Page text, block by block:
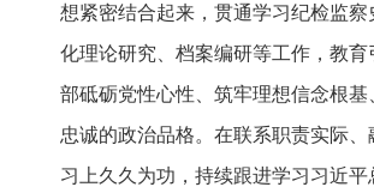
想紧密结合起来，贯通学习纪检监察
化理论研究、档案编研等工作，教育
部砥砺党性心性、筑牢理想信念根基
忠诚的政治品格。在联系职责实际、
习上久久为功，持续跟进学习习近平